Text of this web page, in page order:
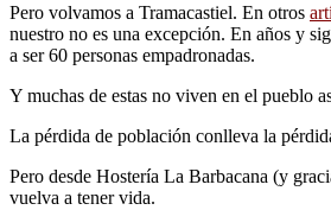
Pero volvamos a Tramacastiel. En otros
nuestro no es una excepción. En años y
a ser 60 personas empadronadas.
Y muchas de estas no viven en el pueblo
La pérdida de población conlleva la
Pero desde Hostería La Barbacana (y
vuelva a tener vida.